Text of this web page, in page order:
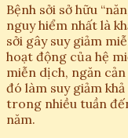
Bệnh sởi sở hữu
nguy hiểm nhất là
sởi gây suy giảm
hoạt động của hệ
miễn dịch, ngăn
đó làm suy giảm
trong nhiều tuần
năm.